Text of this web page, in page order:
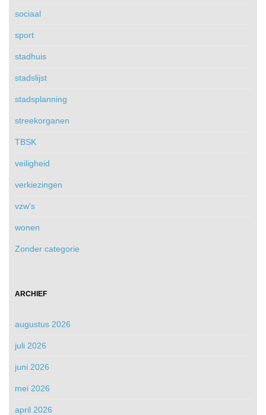
sociaal
sport
stadhuis
stadslijst
stadsplanning
streekorganen
TBSK
veiligheid
verkiezingen
vzw's
wonen
Zonder categorie
ARCHIEF
augustus 2026
juli 2026
juni 2026
mei 2026
april 2026